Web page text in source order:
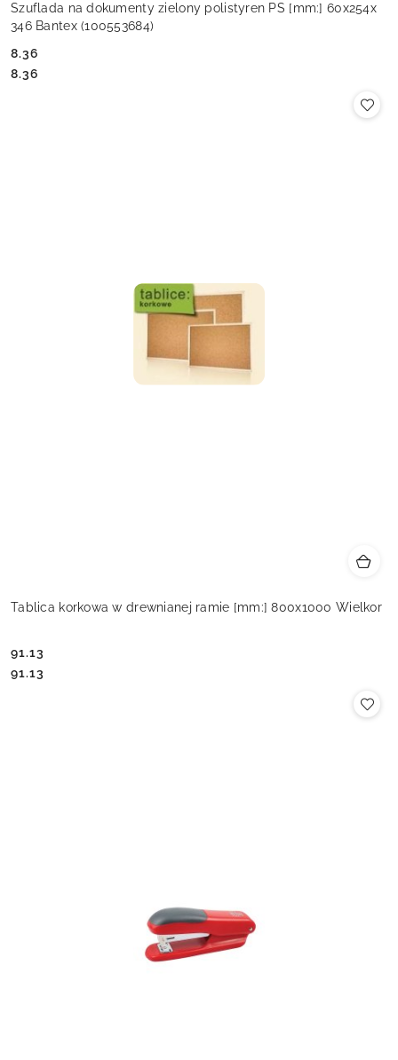
Szuflada na dokumenty zielony polistyren PS [mm:] 60x254x
346 Bantex (100553684)
Cena:
8.36
Cena:
8.36
Tablica korkowa w drewnianej ramie [mm:] 800x1000 Wielkor
Cena:
91.13
Cena:
91.13